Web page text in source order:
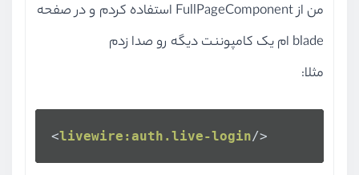
من از FullPageComponent استفاده کردم و در صفحه
blade ام یک کامپوننت دیگه رو صدا زدم
مثلا:
<livewire:auth.live-login/>